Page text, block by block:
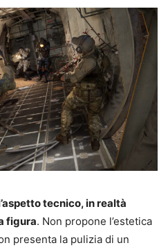
tecnico, in realtà
figura. Non propone l’estetica
presenta la pulizia di un